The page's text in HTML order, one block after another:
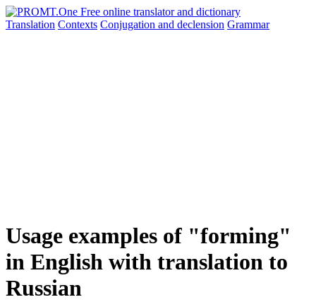
Translation Contexts Conjugation and declension Grammar
Usage examples of "forming"
in English with translation to
Russian